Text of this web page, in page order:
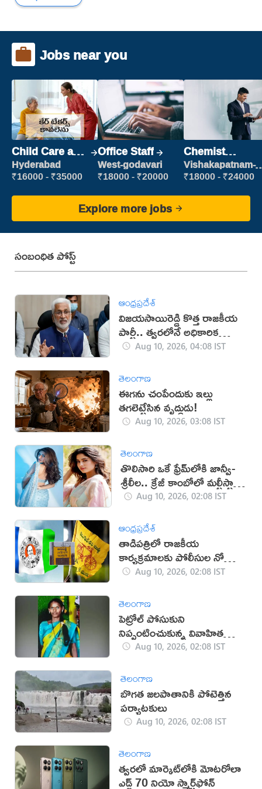
Jobs near you
Child Care and
Patient care
Hyderabad
₹16000 - ₹35000
Office Staff
West-godavari
₹18000 - ₹20000
Chemist
Production
Executive
Vishakapatnam-
new
₹18000 - ₹24000
Explore more jobs
సంబంధిత పోస్ట్
ఆంధ్రప్రదేశ్
విజయసాయిరెడ్డి కొత్త రాజకీయ
పార్టీ.. త్వరలోనే అధికారిక
ప్రకటన!
Aug 10, 2026, 04:08 IST
తెలంగాణ
ఈగను చంపేందుకు ఇల్లు
తగలెట్టేసిన వృద్ధుడు!
Aug 10, 2026, 03:08 IST
తెలంగాణ
తొలిసారి ఒకే ఫ్రేమ్‌లోకి జాన్వీ-
శ్రీలీల.. క్రేజీ కాంబోలో మల్టీస్టారర్
సినిమా?
Aug 10, 2026, 02:08 IST
ఆంధ్రప్రదేశ్
తాడిపత్రిలో రాజకీయ
కార్యక్రమాలకు పోలీసుల నో
ఎంట్రీAug 10, 2026, 02:08 IST
తెలంగాణ
పెట్రోల్ పోసుకుని
నిప్పంటించుకున్న వివాహిత
మృతిAug 10, 2026, 02:08 IST
తెలంగాణ
బొగత జలపాతానికి పోటెత్తిన
పర్యాటకులు
Aug 10, 2026, 02:08 IST
తెలంగాణ
త్వరలో మార్కెట్‌లోకి మోటరోలా
ఎడ్జ్ 70 నియో స్మార్ట్‌ఫోన్